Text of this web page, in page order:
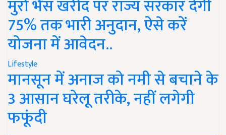
मुर्रा भैंस खरीद पर राज्य सरकार देंगी
75% तक भारी अनुदान, ऐसे करें
योजना में आवेदन..
Lifestyle
मानसून में अनाज को नमी से बचाने के
3 आसान घरेलू तरीके, नहीं लगेगी
फफूंदी